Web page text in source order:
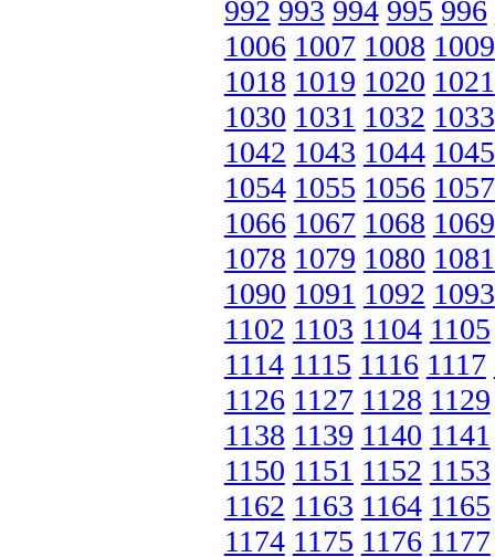
992 993 994 995 996
1006 1007 1008 1009
1018 1019 1020 1021
1030 1031 1032 1033
1042 1043 1044 1045
1054 1055 1056 1057
1066 1067 1068 1069
1078 1079 1080 1081
1090 1091 1092 1093
1102 1103 1104 1105
1114 1115 1116 1117
1126 1127 1128 1129
1138 1139 1140 1141
1150 1151 1152 1153
1162 1163 1164 1165
1174 1175 1176 1177